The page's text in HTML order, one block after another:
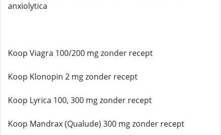
anxiolytica
Koop Viagra 100/200 mg zonder recept
Koop Klonopin 2 mg zonder recept
Koop Lyrica 100, 300 mg zonder recept
Koop Mandrax (Qualude) 300 mg zonder recept